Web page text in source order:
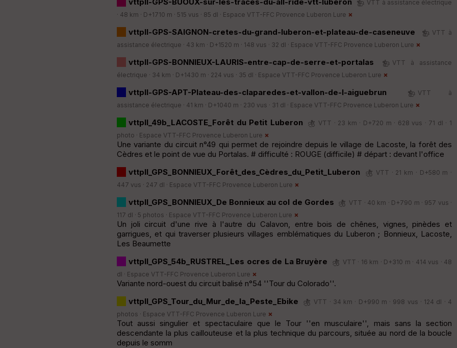
VTT à assistance électrique
· 48 km · D+1710 m · 515 vus · 85 dl · Espace VTT-FFC Provence Luberon Lure
vttpll-GPS-SAIGNON-cretes-du-grand-luberon-et-plateau-de-caseneuve
VTT à
assistance électrique · 43 km · D+1520 m · 148 vus · 32 dl · Espace VTT-FFC Provence Luberon Lure
vttpll-GPS-BONNIEUX-LAURIS-entre-cap-de-serre-et-portalas
VTT à assistance
électrique · 34 km · D+1430 m · 224 vus · 35 dl · Espace VTT-FFC Provence Luberon Lure
vttpll-GPS-APT-Plateau-des-claparedes-et-vallon-de-l-aiguebrun
VTT à
assistance électrique · 41 km · D+1040 m · 230 vus · 31 dl · Espace VTT-FFC Provence Luberon Lure
vttpll_49b_LACOSTE_Forêt du Petit Luberon
VTT · 23 km · D+720 m · 628 vus · 71 dl · 1
photo · Espace VTT-FFC Provence Luberon Lure
Une variante du circuit n°49 qui permet de rejoindre depuis le village de Lacoste, la forêt des
Cèdres et le point de vue du Portalas. # difficulté : ROUGE (difficile) # départ : devant l'office
vttpll_GPS_BONNIEUX_Forêt_des_Cèdres_du_Petit_Luberon
VTT · 21 km · D+580 m ·
447 vus · 247 dl · Espace VTT-FFC Provence Luberon Lure
vttpll_GPS_BONNIEUX_De Bonnieux au col de Gordes
VTT · 40 km · D+790 m · 957 vus ·
117 dl · 5 photos · Espace VTT-FFC Provence Luberon Lure
Un joli circuit d'une rive à l'autre du Calavon, entre bois de chênes, vignes, pinèdes et
garrigues, et qui traverser plusieurs villages emblématiques du Luberon ; Bonnieux, Lacoste,
Les Beaumette
vttpll_GPS_54b_RUSTREL_Les ocres de La Bruyère
VTT · 16 km · D+310 m · 414 vus · 48
dl · Espace VTT-FFC Provence Luberon Lure
Variante nord-ouest du circuit balisé n°54 ''Tour du Colorado''.
vttpll_GPS_Tour_du_Mur_de_la_Peste_Ebike
VTT · 34 km · D+990 m · 998 vus · 124 dl · 4
photos · Espace VTT-FFC Provence Luberon Lure
Tout aussi singulier et spectaculaire que le Tour ''en musculaire'', mais sans la section
descendante la plus caillouteuse et la plus technique du parcours, située au nord de la boucle
depuis le somm